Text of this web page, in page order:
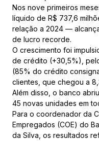
Nos nove primeiros
líquido de R$ 737,6
relação a 2024 —
de lucro recorde.
O crescimento foi
de crédito (+30,5%),
(85% do crédito
clientes, que chegou a
Além disso, o banco
45 novas unidades em
Para o coordenador da
Empregados (COE) do
da Silva, os resultados